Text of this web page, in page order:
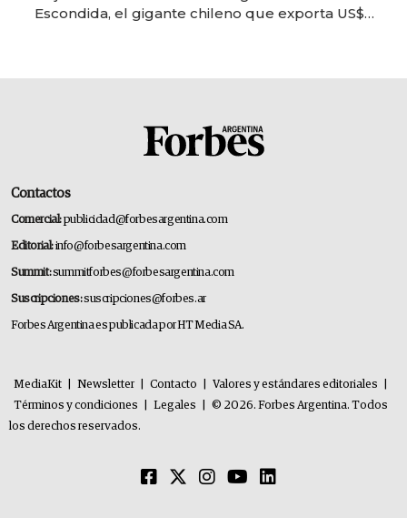
Escondida, el gigante chileno que exporta US$
Contactos
Comercial:publicidad@forbesargentina.com
Editorial:info@forbesargentina.com
Summit:summitforbes@forbesargentina.com
Suscripciones:suscripciones@forbes.ar
Forbes Argentina es publicada por HT Media SA.
MediaKit Newsletter Contacto Valores y estándares editoriales
Términos y condiciones
Legales
© 2026. Forbes Argentina. Todos
los derechos reservados.